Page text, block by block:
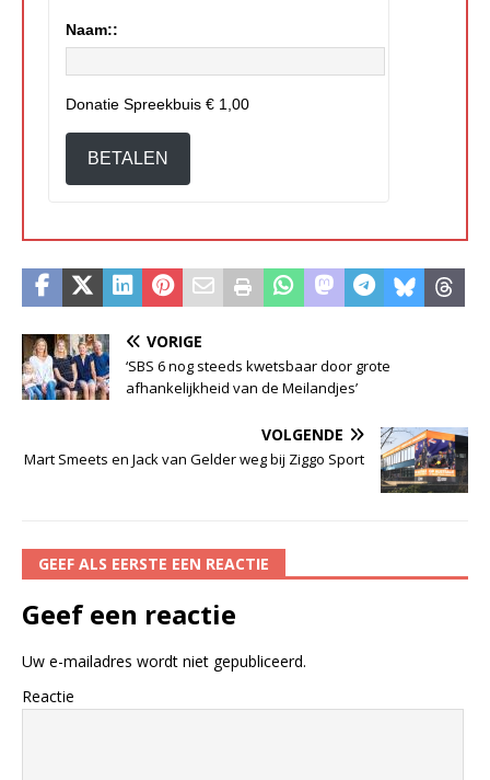
Naam::
Donatie Spreekbuis € 1,00
BETALEN
VORIGE
‘SBS 6 nog steeds kwetsbaar door grote
afhankelijkheid van de Meilandjes’
VOLGENDE
Mart Smeets en Jack van Gelder weg bij Ziggo Sport
GEEF ALS EERSTE EEN REACTIE
Geef een reactie
Uw e-mailadres wordt niet gepubliceerd.
Reactie